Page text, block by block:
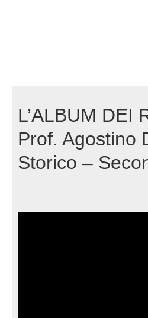
L’ALBUM DEI
Prof. Agostino
Storico –